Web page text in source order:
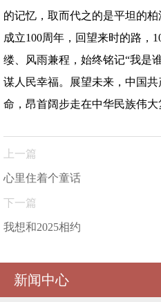
的记忆，取而代之的是平坦的
成立100周年，回望来时的路，
缕、风雨兼程，始终铭记“我是
谋人民幸福。展望未来，中国
命，昂首阔步走在中华民族伟大
上一篇
心里住着个童话
下一篇
我想和2025相约
新闻中心